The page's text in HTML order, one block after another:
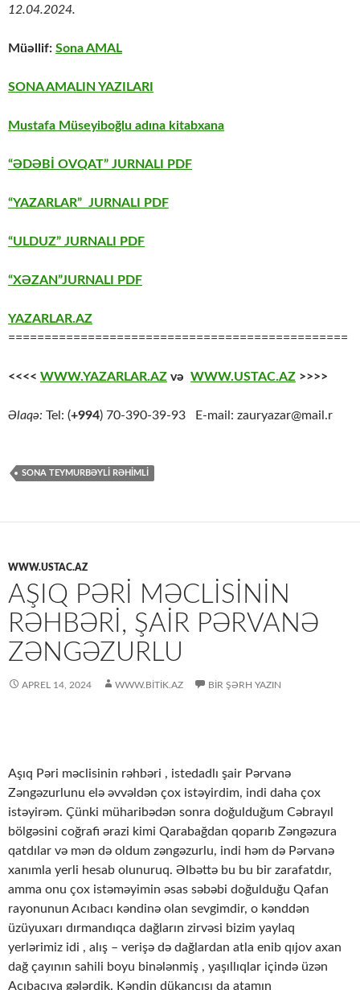
12.04.2024.
Müəllif: Sona AMAL
SONA AMALIN YAZILARI
Mustafa Müseyiboğlu adına kitabxana
“ƏDƏBİ OVQAT” JURNALI PDF
“YAZARLAR” JURNALI PDF
“ULDUZ” JURNALI PDF
“XƏZAN”JURNALI PDF
YAZARLAR.AZ
===============================================
<<<< WWW.YAZARLAR.AZ və WWW.USTAC.AZ >>>>
Əlaqə: Tel: (+994) 70-390-39-93 E-mail: zauryazar@mail.r
SONA TEYMURBƏYLİ RƏHİMLİ
WWW.USTAC.AZ
AŞIQ PƏRI MƏCLISININ
RƏHBƏRI, ŞAIR PƏRVANƏ
ZƏNGƏZURLU
APREL 14, 2024 WWW.BITIK.AZ BIR ŞƏRH YAZIN
Aşıq Pəri məclisinin rəhbəri , istedadlı şair Pərvanə
Zəngəzurlunu elə əvvəldən çox istəyirdim, indi daha çox
istəyirəm. Çünki müharibədən sonra doğulduğum Cəbrayıl
bölgəsini coğrafi ərazi kimi Qarabağdan qoparıb Zəngəzura
qatdılar və mən də oldum zəngəzurlu, indi həm də Pərvanə
xanımla yerli hesab olunuruq. Əlbəttə bu bu bir zarafatdır,
amma onu çox istəməyimin əsas səbəbi doğulduğu Qafan
rayonunun Acıbacı kəndinə olan sevgimdir, o kənddən
üzüyuxarı dırmandıqca dağların zirvəsi bizim yaylaq
yerlərimiz idi , alış – verişə də dağlardan atla enib qıjov axan
dağ çayının sahili boyu binələnmiş , yaşıllıqlar içində üzən
Acıbacıya gələrdik. Kəndin dükançısı da atamın